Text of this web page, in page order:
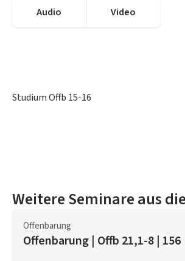
Audio Video
Studium Offb 15-16
Weitere Seminare aus
Offenbarung
Offenbarung | Offb 21,1-8 | 156